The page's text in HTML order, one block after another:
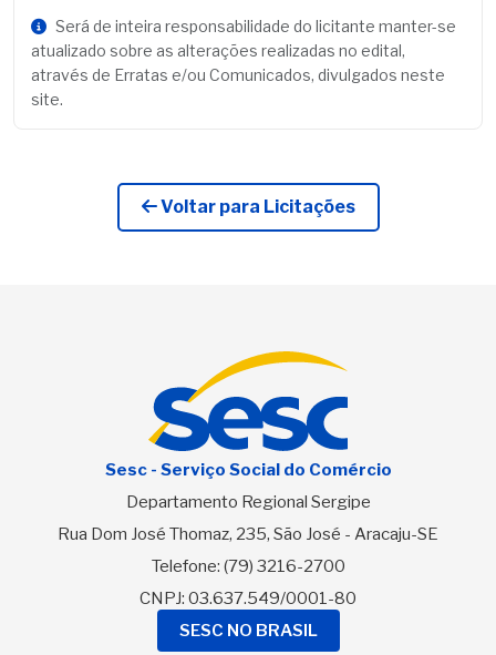
Será de inteira responsabilidade do licitante manter-se
atualizado sobre as alterações realizadas no edital,
através de Erratas e/ou Comunicados, divulgados neste
site.
Voltar para Licitações
Sesc - Serviço Social do Comércio
Departamento Regional Sergipe
Rua Dom José Thomaz, 235, São José - Aracaju-SE
Telefone: (79) 3216-2700
CNPJ: 03.637.549/0001-80
SESC NO BRASIL